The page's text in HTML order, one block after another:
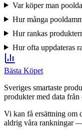
Var köper man
Hur många
Hur rankas
Hur ofta uppdateras
Bästa Köpet
Sveriges smartaste
produkter med data
Vi kan få ersättning om
aldrig våra rankningar —